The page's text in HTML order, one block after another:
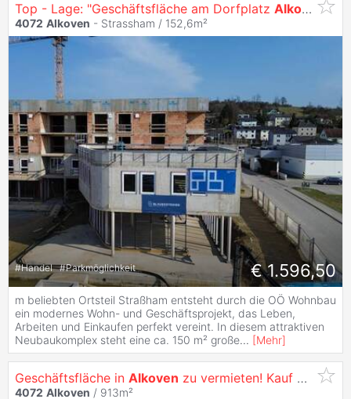
Top - Lage: "Geschäftsfläche am Dorfplatz Alkoven !"
4072 Alkoven - Strassham / 152,6m²
#Handel #Parkmöglichkeit € 1.596,50
m beliebten Ortsteil Straßham entsteht durch die OÖ Wohnbau
ein modernes Wohn- und Geschäftsprojekt, das Leben,
Arbeiten und Einkaufen perfekt vereint. In diesem attraktiven
Neubaukomplex steht eine ca. 150 m² große... [Mehr]
Geschäftsfläche in Alkoven zu vermieten! Kauf Superädifikat möglich
4072 Alkoven / 913m²